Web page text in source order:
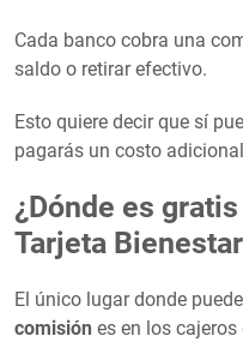
Cada banco cobra una
saldo o retirar efectivo.
Esto quiere decir que sí
pagarás un costo
¿Dónde es
Tarjeta
El único lugar donde
comisión es en los cajeros